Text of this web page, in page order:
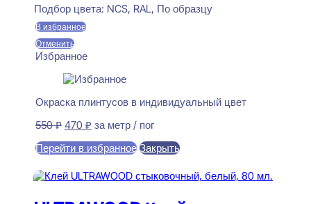
составляла
550 ₽.
470 ₽.
Подбор цвета: NCS, RAL, По образцу
В избранное
Отменить
Избранное
Окраска плинтусов в индивидуальный цвет
550₽ Первоначальная
составляла
470 ₽Текущая
470 ₽.
за метр / пог
Перейти в избранное Закрыть